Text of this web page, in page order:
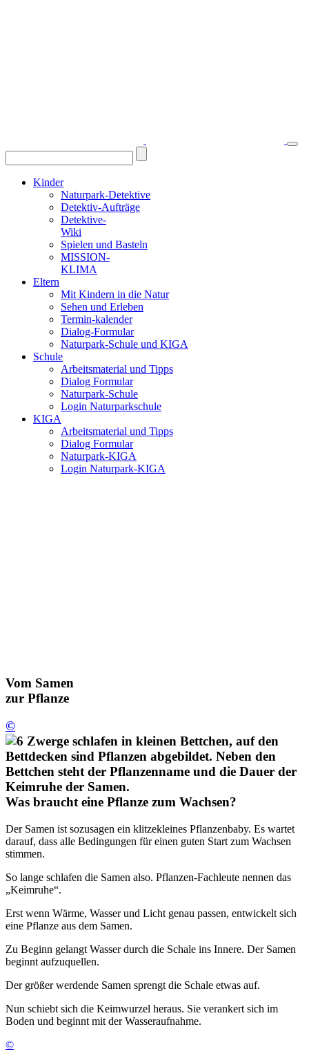
Kinder
Naturpark-Detektive
Detektiv-Aufträge
Detektive-
Wiki
Spielen und Basteln
MISSION-
KLIMA
Eltern
Mit Kindern in die Natur
Sehen und Erleben
Termin-kalender
Dialog-Formular
Naturpark-Schule und KIGA
Schule
Arbeitsmaterial und Tipps
Dialog Formular
Naturpark-Schule
Login Naturparkschule
KIGA
Arbeitsmaterial und Tipps
Dialog Formular
Naturpark-KIGA
Login Naturpark-KIGA
Vom Samen
zur Pflanze
©
Was braucht eine Pflanze zum Wachsen?
Der Samen ist sozusagen ein klitzekleines Pflanzenbaby. Es wartet
darauf, dass alle Bedingungen für einen guten Start zum Wachsen
stimmen.
So lange schlafen die Samen also. Pflanzen-Fachleute nennen das
„Keimruhe“.
Erst wenn Wärme, Wasser und Licht genau passen, entwickelt sich
eine Pflanze aus dem Samen.
Zu Beginn gelangt Wasser durch die Schale ins Innere. Der Samen
beginnt aufzuquellen.
Der größer werdende Samen sprengt die Schale etwas auf.
Nun schiebt sich die Keimwurzel heraus. Sie verankert sich im
Boden und beginnt mit der Wasseraufnahme.
©